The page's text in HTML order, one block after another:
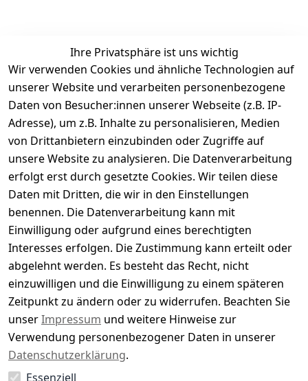
Kundenbewertungen
Durchschnittliche Bewertung
0
Basierend auf 0 Bewertung(en)
Bewertung abgeben
5
( 0 )
4
( 0 )
3
( 0 )
2
( 0 )
1
( 0 )
Es hat noch niemand eine Bewertung für diesen
Artikel abgegeben
Ihre Privatsphäre ist uns wichtig
Wir verwenden Cookies und ähnliche Technologien auf
unserer Website und verarbeiten personenbezogene
Daten von Besucher:innen unserer Webseite (z.B. IP-
Adresse), um z.B. Inhalte zu personalisieren, Medien
von Drittanbietern einzubinden oder Zugriffe auf
unsere Website zu analysieren. Die Datenverarbeitung
erfolgt erst durch gesetzte Cookies. Wir teilen diese
Daten mit Dritten, die wir in den Einstellungen
benennen. Die Datenverarbeitung kann mit
Einwilligung oder aufgrund eines berechtigten
Interesses erfolgen. Die Zustimmung kann erteilt oder
abgelehnt werden. Es besteht das Recht, nicht
einzuwilligen und die Einwilligung zu einem späteren
Zeitpunkt zu ändern oder zu widerrufen. Beachten Sie
unserImpressum und weitere Hinweise zur
Verwendung personenbezogener Daten in unserer
Datenschutzerklärung.
Essenziell